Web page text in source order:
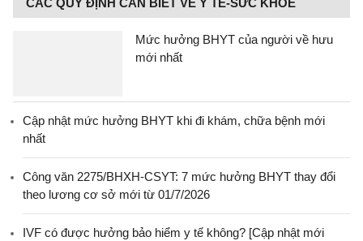
CÁC QUY ĐỊNH CẦN BIẾT VỀ Y TẾ-SỨC KHỎE
Mức hưởng BHYT của người về hưu
mới nhất
Cập nhật mức hưởng BHYT khi đi khám, chữa bệnh mới
nhất
Công văn 2275/BHXH-CSYT: 7 mức hưởng BHYT thay đổi
theo lương cơ sở mới từ 01/7/2026
IVF có được hưởng bảo hiểm y tế không? [Cập nhật mới